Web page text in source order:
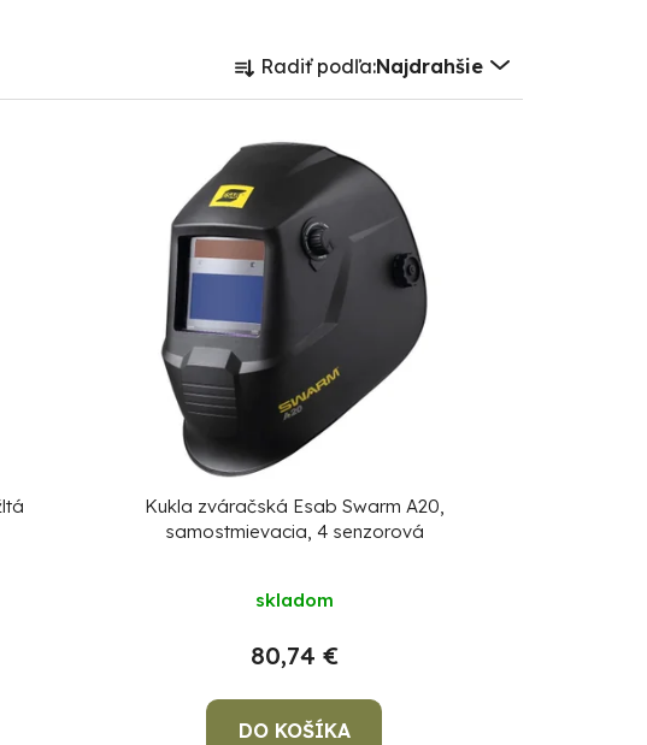
R
a
e
n
i
e
r
o
d
u
k
t
Radiť podľa:Najdrahšie
Kukla zváračská Esab Swarm A20,
samostmievacia, 4 senzorová
skladom
80,74 €
DO KOŠÍKA